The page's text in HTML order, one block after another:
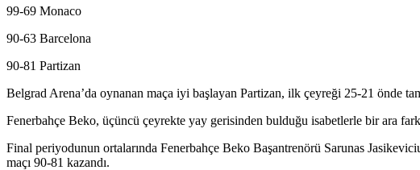
99-69 Monaco
90-63 Barcelona
90-81 Partizan
Belgrad Arena’da oynanan maça iyi başlayan Partizan, ilk çeyreği 25-21 önde
Fenerbahçe Beko, üçüncü çeyrekte yay gerisinden bulduğu isabetlerle bir ara
Final periyodunun ortalarında Fenerbahçe Beko Başantrenörü Sarunas
maçı 90-81 kazandı.